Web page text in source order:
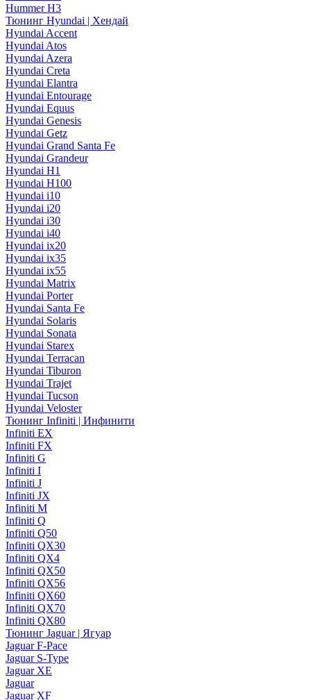
Hummer H3
Тюнинг Hyundai | Хендай
Hyundai Accent
Hyundai Atos
Hyundai Azera
Hyundai Creta
Hyundai Elantra
Hyundai Entourage
Hyundai Equus
Hyundai Genesis
Hyundai Getz
Hyundai Grand Santa Fe
Hyundai Grandeur
Hyundai H1
Hyundai H100
Hyundai i10
Hyundai i20
Hyundai i30
Hyundai i40
Hyundai ix20
Hyundai ix35
Hyundai ix55
Hyundai Matrix
Hyundai Porter
Hyundai Santa Fe
Hyundai Solaris
Hyundai Sonata
Hyundai Starex
Hyundai Terracan
Hyundai Tiburon
Hyundai Trajet
Hyundai Tucson
Hyundai Veloster
Тюнинг Infiniti | Инфинити
Infiniti EX
Infiniti FX
Infiniti G
Infiniti I
Infiniti J
Infiniti JX
Infiniti M
Infiniti Q
Infiniti Q50
Infiniti QX30
Infiniti QX4
Infiniti QX50
Infiniti QX56
Infiniti QX60
Infiniti QX70
Infiniti QX80
Тюнинг Jaguar | Ягуар
Jaguar F-Pace
Jaguar S-Type
Jaguar XE
Jaguar
Jaguar XF